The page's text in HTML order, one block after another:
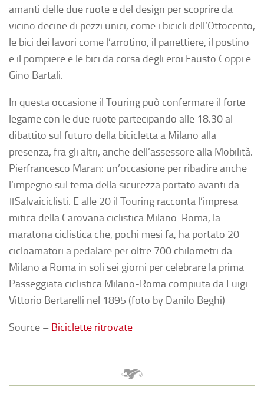
amanti delle due ruote e del design per scoprire da
vicino decine di pezzi unici, come i bicicli dell’Ottocento,
le bici dei lavori come l’arrotino, il panettiere, il postino
e il pompiere e le bici da corsa degli eroi Fausto Coppi e
Gino Bartali.
In questa occasione il Touring può confermare il forte
legame con le due ruote partecipando alle 18.30 al
dibattito sul futuro della bicicletta a Milano alla
presenza, fra gli altri, anche dell’assessore alla Mobilità.
Pierfrancesco Maran: un’occasione per ribadire anche
l’impegno sul tema della sicurezza portato avanti da
#Salvaiciclisti. E alle 20 il Touring racconta l’impresa
mitica della Carovana ciclistica Milano-Roma, la
maratona ciclistica che, pochi mesi fa, ha portato 20
cicloamatori a pedalare per oltre 700 chilometri da
Milano a Roma in soli sei giorni per celebrare la prima
Passeggiata ciclistica Milano-Roma compiuta da Luigi
Vittorio Bertarelli nel 1895 (foto by Danilo Beghi)
Source – Biciclette ritrovate